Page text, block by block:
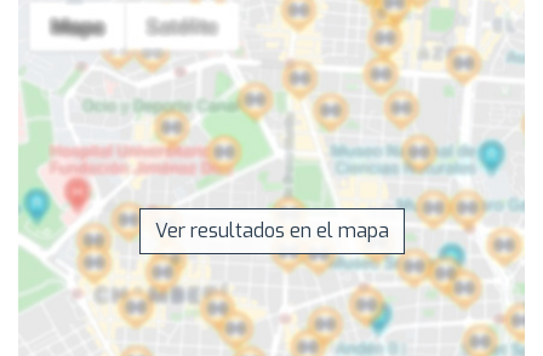
Ver resultados en el mapa